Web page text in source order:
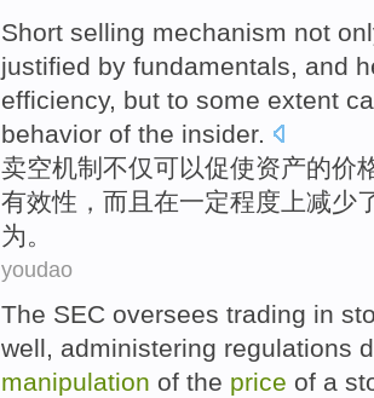
Short selling mechanism not
justified by fundamentals , and
efficiency, but to some extent
behavior of the insider.
卖空机制 不仅可以促使资产的价
有效性 ， 而且 在一定程度 上减少
为 。
youdao
The SEC oversees trading in
well, administering regulations
manipulation of the price of a